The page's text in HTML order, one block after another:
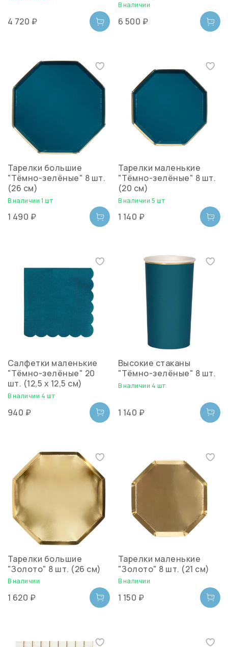
4 720 ₽
В наличии
6 500 ₽
Тарелки большие
"Тёмно-зелёные" 8 шт.
(26 см)
В наличии 1 шт
1 490 ₽
Тарелки маленькие
"Тёмно-зелёные" 8 шт.
(20 см)
В наличии 5 шт
1 140 ₽
Салфетки маленькие
"Тёмно-зелёные" 20
шт. (12,5 х 12,5 см)
В наличии 4 шт
940 ₽
Высокие стаканы
"Тёмно-зелёные" 8 шт.
В наличии 4 шт
1 140 ₽
Тарелки большие
"Золото" 8 шт. (26 см)
В наличии
1 620 ₽
Тарелки маленькие
"Золото" 8 шт. (21 см)
В наличии
1 150 ₽